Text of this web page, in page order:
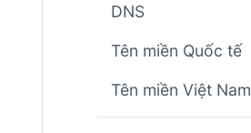
DNS
Tên miền Quốc tế
Tên miền Việt Nam